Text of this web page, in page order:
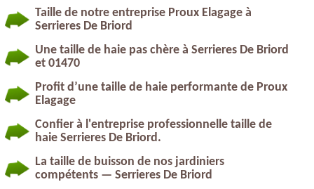
Taille de notre entreprise Proux Elagage à
Serrieres De Briord
Une taille de haie pas chère à Serrieres De Briord
et 01470
Profit d’une taille de haie performante de Proux
Elagage
Confier à l'entreprise professionnelle taille de
haie Serrieres De Briord.
La taille de buisson de nos jardiniers
compétents — Serrieres De Briord